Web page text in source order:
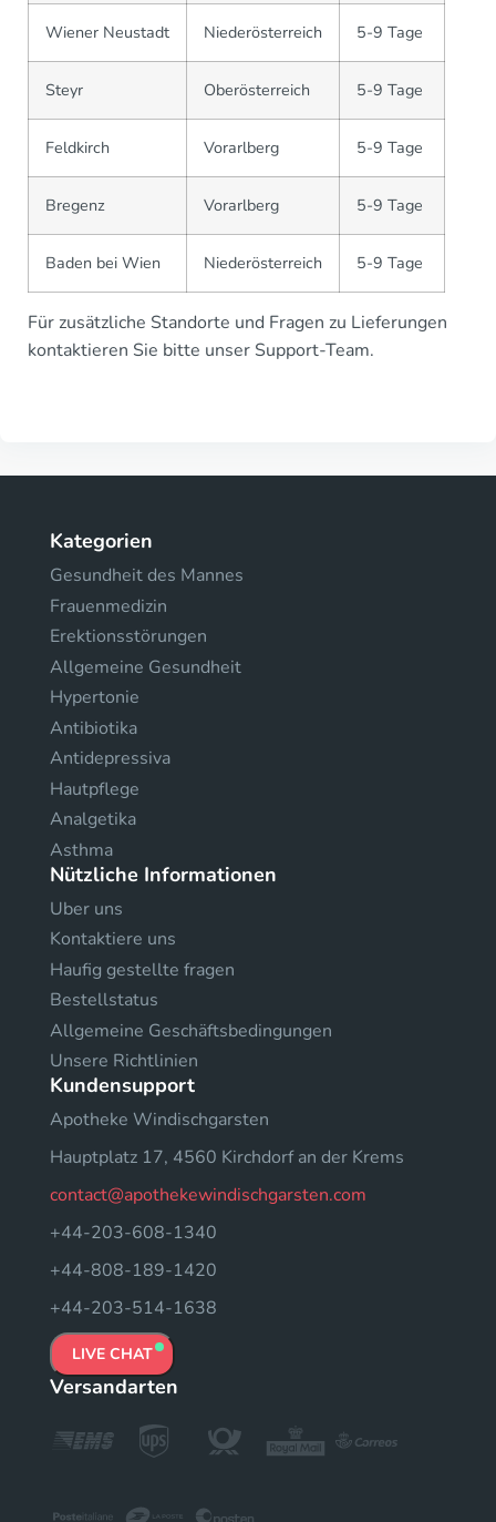
Wiener Neustadt Niederösterreich 5-9 Tage
Steyr Oberösterreich 5-9 Tage
Feldkirch Vorarlberg 5-9 Tage
Bregenz Vorarlberg 5-9 Tage
Baden bei Wien Niederösterreich 5-9 Tage
Für zusätzliche Standorte und Fragen zu Lieferungen
kontaktieren Sie bitte unser Support-Team.
Kategorien
Gesundheit des Mannes
Frauenmedizin
Erektionsstörungen
Allgemeine Gesundheit
Hypertonie
Antibiotika
Antidepressiva
Hautpflege
Analgetika
Asthma
Nützliche Informationen
Uber uns
Kontaktiere uns
Haufig gestellte fragen
Bestellstatus
Allgemeine Geschäftsbedingungen
Unsere Richtlinien
Kundensupport
Apotheke Windischgarsten
Hauptplatz 17, 4560 Kirchdorf an der Krems
contact@apothekewindischgarsten.com
+44-203-608-1340
+44-808-189-1420
+44-203-514-1638
LIVE CHAT
Versandarten